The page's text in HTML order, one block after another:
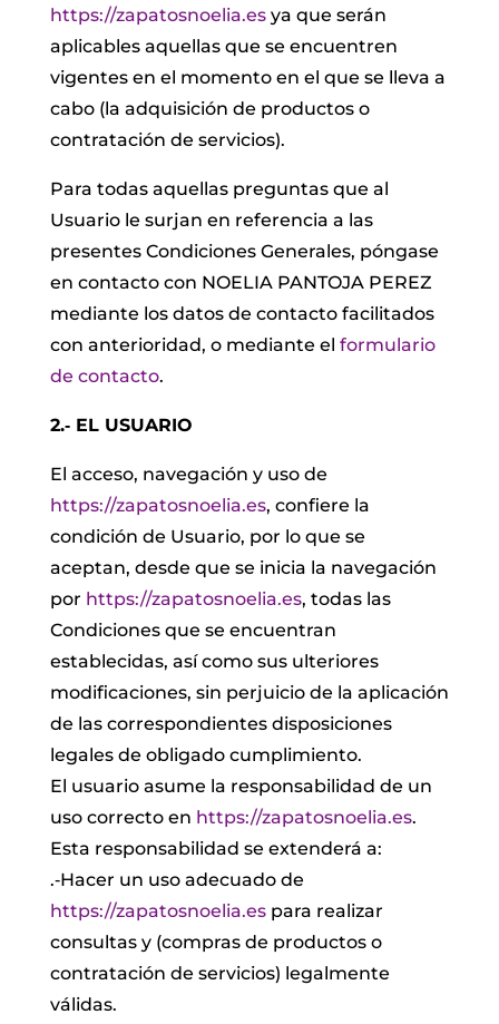
https://zapatosnoelia.esya que serán
aplicables aquellas que se encuentren
vigentes en el momento en el que se lleva a
cabo (la adquisición de productos o
contratación de servicios).
Para todas aquellas preguntas que al
Usuario le surjan en referencia a las
presentes Condiciones Generales, póngase
en contacto con NOELIA PANTOJA PEREZ
mediante los datos de contacto facilitados
con anterioridad, o mediante el formulario
de contacto.
2.‐ EL USUARIO
El acceso, navegación y uso de
https://zapatosnoelia.es, confiere la
condición de Usuario, por lo que se
aceptan, desde que se inicia la navegación
por https://zapatosnoelia.es, todas las
Condiciones que se encuentran
establecidas, así como sus ulteriores
modificaciones, sin perjuicio de la aplicación
de las correspondientes disposiciones
legales de obligado cumplimiento.
El usuario asume la responsabilidad de un
uso correcto en https://zapatosnoelia.es.
Esta responsabilidad se extenderá a:
.‐Hacer un uso adecuado de
https://zapatosnoelia.espara realizar
consultas y (compras de productos o
contratación de servicios) legalmente
válidas.